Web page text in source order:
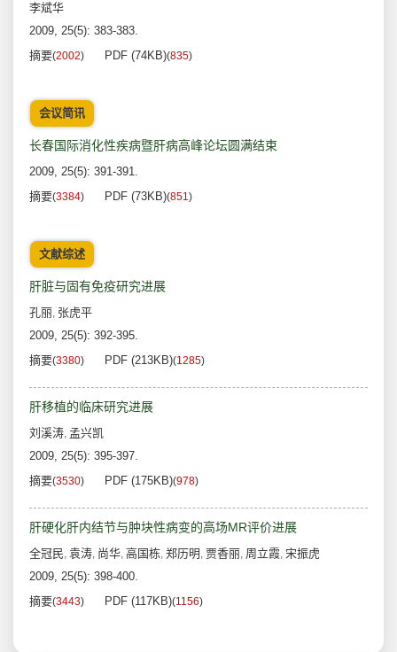
李斌华
2009, 25(5): 383-383.
摘要(2002) PDF (74KB)(835)
会议简讯
长春国际消化性疾病暨肝病高峰论坛圆满结束
2009, 25(5): 391-391.
摘要(3384) PDF (73KB)(851)
文献综述
肝脏与固有免疫研究进展
孔丽, 张虎平
2009, 25(5): 392-395.
摘要(3380) PDF (213KB)(1285)
肝移植的临床研究进展
刘溪涛, 孟兴凯
2009, 25(5): 395-397.
摘要(3530) PDF (175KB)(978)
肝硬化肝内结节与肿块性病变的高场MR评价进展
全冠民, 袁涛, 尚华, 高国栋, 郑历明 , 贾香丽, 周立霞, 宋振虎
2009, 25(5): 398-400.
摘要(3443) PDF (117KB)(1156)